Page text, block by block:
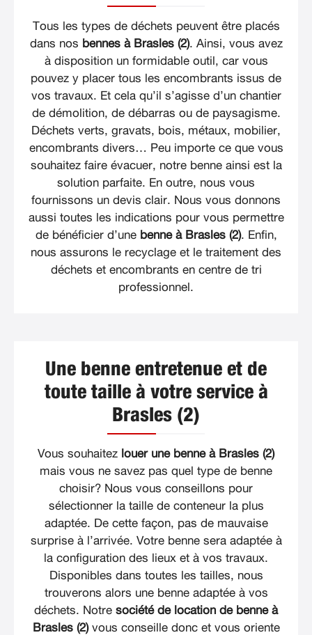
Tous les types de déchets peuvent être placés
dans nos bennes à Brasles (2). Ainsi, vous avez
à disposition un formidable outil, car vous
pouvez y placer tous les encombrants issus de
vos travaux. Et cela qu’il s’agisse d’un chantier
de démolition, de débarras ou de paysagisme.
Déchets verts, gravats, bois, métaux, mobilier,
encombrants divers… Peu importe ce que vous
souhaitez faire évacuer, notre benne ainsi est la
solution parfaite. En outre, nous vous
fournissons un devis clair. Nous vous donnons
aussi toutes les indications pour vous permettre
de bénéficier d’une benne à Brasles (2). Enfin,
nous assurons le recyclage et le traitement des
déchets et encombrants en centre de tri
professionnel.
Une benne entretenue et de
toute taille à votre service à
Brasles (2)
Vous souhaitez louer une benne à Brasles (2)
mais vous ne savez pas quel type de benne
choisir? Nous vous conseillons pour
sélectionner la taille de conteneur la plus
adaptée. De cette façon, pas de mauvaise
surprise à l’arrivée. Votre benne sera adaptée à
la configuration des lieux et à vos travaux.
Disponibles dans toutes les tailles, nous
trouverons alors une benne adaptée à vos
déchets. Notre société de location de benne à
Brasles (2)vous conseille donc et vous oriente